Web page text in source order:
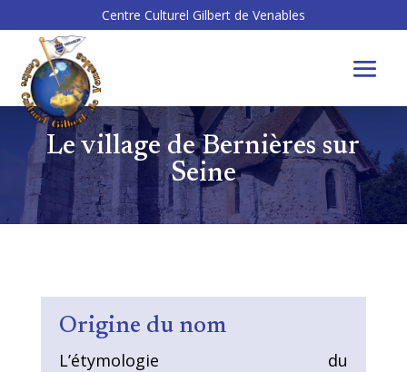
Centre Culturel Gilbert de Venables
Le village de Bernières sur
Seine
Origine du nom
L’étymologie du